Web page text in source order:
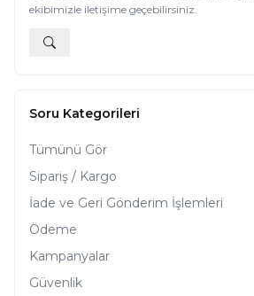
ekibimizle iletişime geçebilirsiniz.
Soru Kategorileri
Tümünü Gör
Sipariş / Kargo
İade ve Geri Gönderim İşlemleri
Ödeme
Kampanyalar
Güvenlik